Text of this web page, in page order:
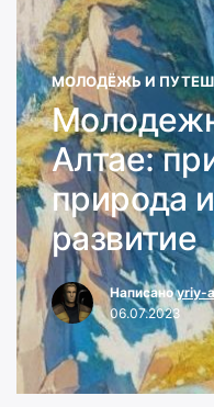
МОЛОДЁЖЬ И
Алтае:
природа
развитие
Написаноyriy-
06.07.2023